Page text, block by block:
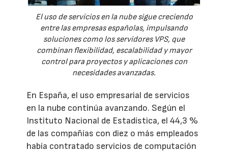
El uso de servicios en la nube sigue creciendo
entre las empresas españolas, impulsando
soluciones como los servidores VPS, que
combinan flexibilidad, escalabilidad y mayor
control para proyectos y aplicaciones con
necesidades avanzadas.
En España, el uso empresarial de servicios
en la nube continúa avanzando. Según el
Instituto Nacional de Estadística, el 44,3 %
de las compañías con diez o más empleados
había contratado servicios de computación